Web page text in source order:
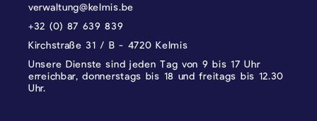
verwaltung@kelmis.be
+32 (0) 87 639 839
Kirchstraße 31 / B - 4720 Kelmis
Unsere Dienste sind jeden Tag von 9 bis 17 Uhr
erreichbar, donnerstags bis 18 und freitags bis 12.30
Uhr.